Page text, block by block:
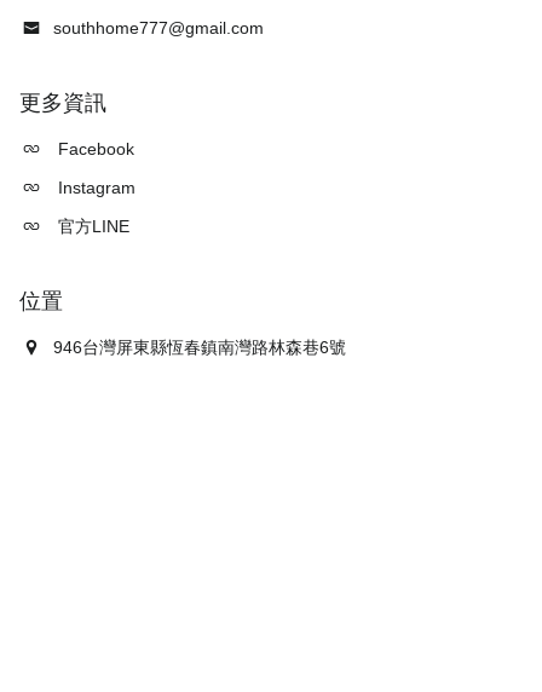
southhome777@gmail.com
更多資訊
Facebook
Instagram
官方LINE
位置
946台灣屏東縣恆春鎮南灣路林森巷6號